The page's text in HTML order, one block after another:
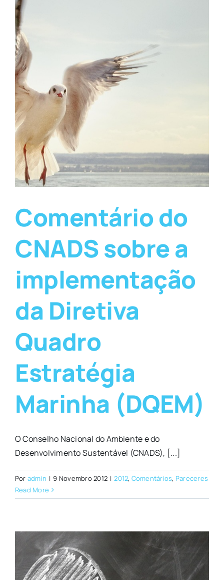
Comentário do
CNADS sobre a
implementação
da Diretiva
Quadro
Estratégia
Marinha (DQEM)
O Conselho Nacional do Ambiente e do
Desenvolvimento Sustentável (CNADS), [...]
Por admin | 9 Novembro 2012 | 2012, Comentários, Pareceres
Read More